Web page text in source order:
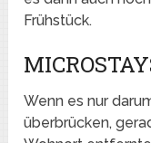
Frühstück.
Wenn es nur
überbrücken,